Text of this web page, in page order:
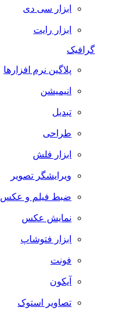
ابزار سی دی
ابزار رایت
گرافیک
پلاگین نرم افزارها
انیمیشن
تبدیل
طراحی
ابزار فلش
ویرایشگر تصویر
ضبط فيلم و عكس
نمایش عکس
ابزار فتوشاپ
فونت
آیکون
تصاویر استوک